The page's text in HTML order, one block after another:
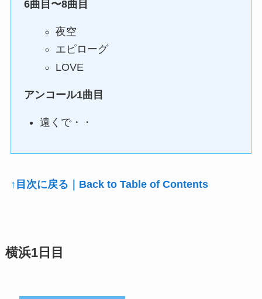
6曲目〜8曲目
夜空
エピローグ
LOVE
アンコール1曲目
遠くで・・
↑目次に戻る｜Back to Table of Contents
横浜1日目